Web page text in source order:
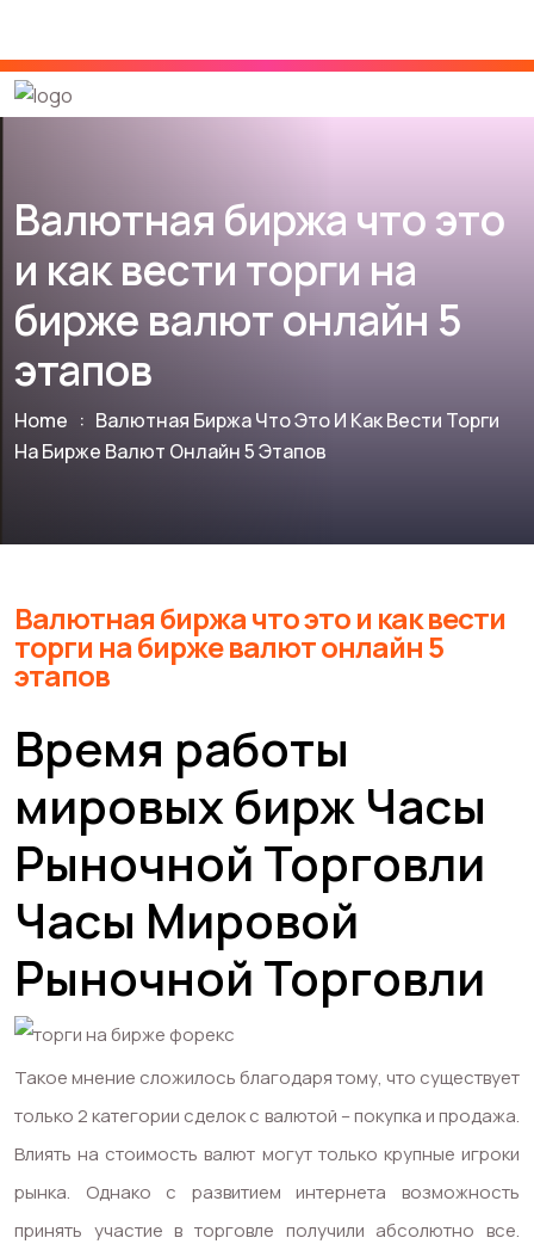
Валютная биржа что это
и как вести торги на
бирже валют онлайн 5
этапов
Home : Валютная Биржа Что Это И Как Вести Торги
На Бирже Валют Онлайн 5 Этапов
Валютная биржа что это и как вести
торги на бирже валют онлайн 5
этапов
Время работы
мировых бирж Часы
Рыночной Торговли
Часы Мировой
Рыночной Торговли
Такое мнение сложилось благодаря тому, что существует
только 2 категории сделок с валютой – покупка и продажа.
Влиять на стоимость валют могут только крупные игроки
рынка. Однако с развитием интернета возможность
принять участие в торговле получили абсолютно все.